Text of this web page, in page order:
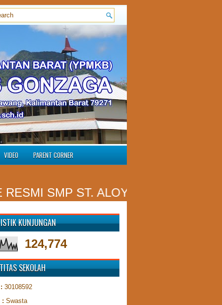
VIDEO PARENT CORNER
SMP ST. ALOYSIUS GONZAGA
KUNJUNGAN
124,774
SEKOLAH
30108592
: Swasta